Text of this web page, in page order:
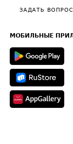
Общие положения
Полезное по перевозкам
Техническая
ЗАДАТЬ ВОПРОС
МОБИЛЬНЫЕ